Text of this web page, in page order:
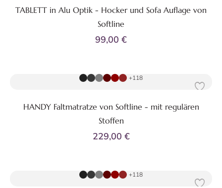
TABLETT in Alu Optik - Hocker und Sofa Auflage von
Softline
99,00 €
+118
HANDY Faltmatratze von Softline - mit regulären
Stoffen
229,00 €
+118